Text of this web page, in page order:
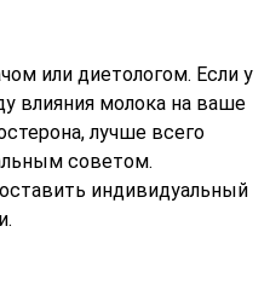
или диетологом. Если у
влияния молока на ваше
лучше всего
советом.
индивидуальный